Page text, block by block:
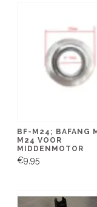
BF-M24; BAFANG
M24 VOOR
MIDDENMOTOR
€9,95